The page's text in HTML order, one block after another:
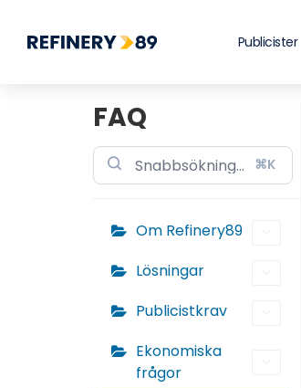
Publicister
FAQ
⌘K
Om Refinery89
Lösningar
Publicistkrav
Ekonomiska
frågor